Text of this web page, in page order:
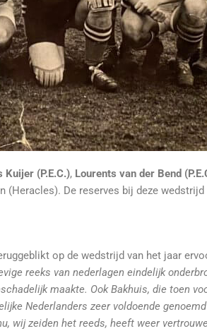
Kuijer (P.E.C.), Lourents van der Bend
(Heracles). De reserves bij deze
op de wedstrijd van het jaar
reeks van nederlagen eindelijk
maakte. Ook Bakhuis, die toen
Nederlanders zeer voldoende
wij zeiden het reeds, heeft weer